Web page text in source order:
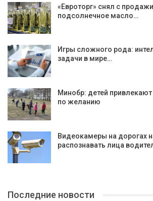
«Евроторг» снял с
подсолнечное масло…
Игры сложного рода:
задачи в мире…
Минобр: детей
по желанию
Видеокамеры на дорогах
распознавать лица
Последние новости